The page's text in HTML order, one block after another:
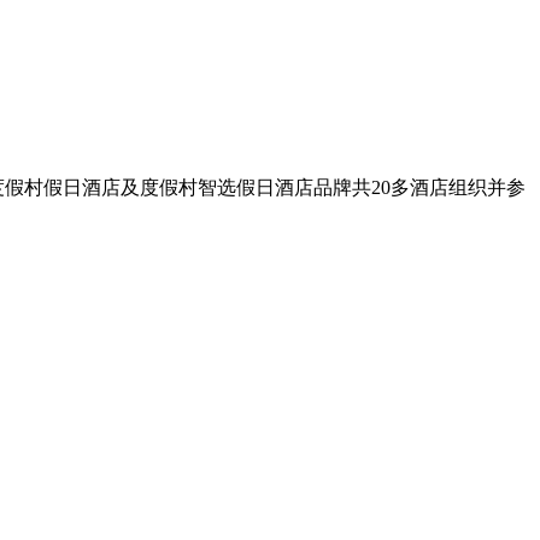
村假日酒店及度假村智选假日酒店品牌共20多酒店组织并参